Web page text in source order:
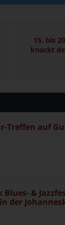
15. bis
knackt
Treffen auf
&
der